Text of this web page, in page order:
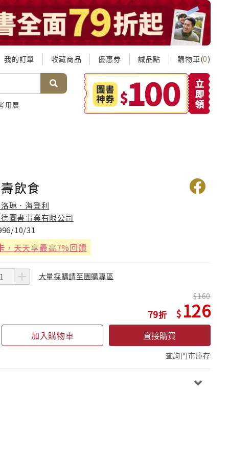
我的訂單 收藏商品 優惠券 誠品點 購物車(0)
用展
飲食
琳．海登利
圖書事業有限公司
10/31
，天天享最高7%回饋
大量採購請至團購專區
79
160
126
加入購物車 直接購買
查詢門市庫存